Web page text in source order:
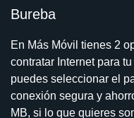
Bureba
En Más Móvil tienes 2
contratar Internet para
puedes seleccionar el
conexión segura y
MB, si lo que quieres